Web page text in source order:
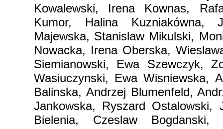
Kowalewski, Irena Kownas,
Kumor, Halina Kuzniakówna,
Majewska, Stanislaw Mikulski,
Nowacka, Irena Oberska,
Siemianowski, Ewa Szewczyk,
Wasiuczynski, Ewa Wisniewska,
Balinska, Andrzej Blumenfeld,
Jankowska, Ryszard Ostalowski,
Bielenia, Czeslaw Bogdanski,